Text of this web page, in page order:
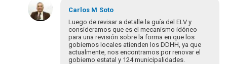
respuesta
a
¡Bienvenidos
bienvenidas
Carlos M Soto
Luego de revisar a detalle la guía del ELV y
consideramos que es el mecanismo idóneo
para una revisión sobre la forma en que los
gobiernos locales atienden los DDHH, ya que
actualmente, nos encontramos por renovar el
gobierno estatal y 124 municipalidades.